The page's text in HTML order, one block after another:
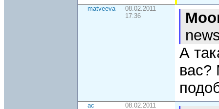
matveeva
08.02.2011
17:36
А
вас?
ac
08.02.2011